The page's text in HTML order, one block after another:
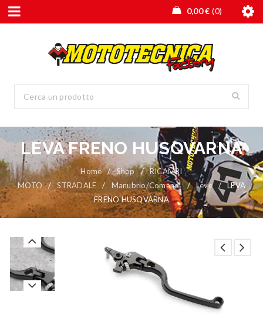
0,00€ 0
LEVA FRENO HUSQVARNA
Home / Shop /
RICAMBI
MOTO
/ STRADALE / Manubrio/Comandi / Leve /
LEVA
FRENO HUSQVARNA